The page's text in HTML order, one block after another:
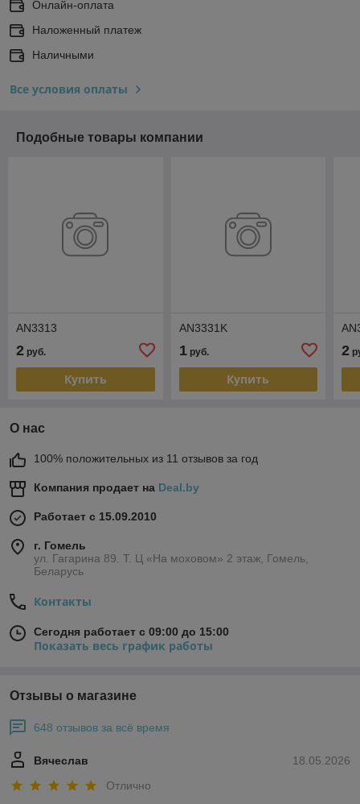
Онлайн-оплата
Наложенный платеж
Наличными
Все условия оплаты
Подобные товары компании
AN3313
2 руб.
Купить
AN3331K
1руб.
Купить
2
О нас
100% положительных из 11 отзывов за год
Компания продает на Deal.by
Работает с 15.09.2010
г. Гомель
ул. Гагарина 89. Т. Ц «На моховом» 2 этаж, Гомель,
Беларусь
Контакты
Сегодня работает с 09:00 до 15:00
Показать весь график работы
Отзывы о магазине
648 отзывов за всё время
18.05.2026
Вячеслав
Отлично